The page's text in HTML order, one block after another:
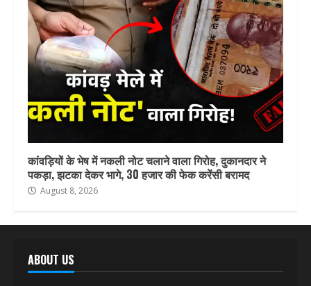
कांवड़ियों के भेष में नकली नोट चलाने वाला गिरोह, दुकानदार ने
पकड़ा, झटका देकर भागे, 30 हजार की फेक करेंसी बरामद
August 8, 2026
ABOUT US